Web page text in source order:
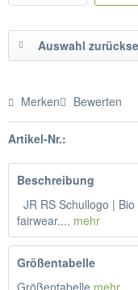
Auswahl
Merken Bewerten
Artikel-Nr.:
Beschreibung
JR RS Schullogo |
fairwear.... mehr
Größentabelle
Größentabelle mehr